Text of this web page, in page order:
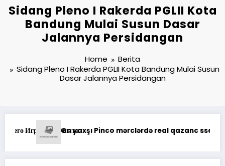
Sidang Pleno I Rakerda PGLII Kota
Bandung Mulai Susun Dasar
Jalannya Persidangan
Home
Berita
Sidang Pleno I Rakerda PGLII Kota Bandung Mulai Susun
Dasar Jalannya Persidangan
ilə uğur qazanma yolları
Анализ Пин Ап: отзывы о выводе средств на